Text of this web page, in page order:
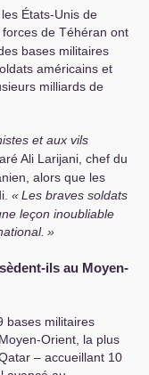
États-Unis de
forces de Téhéran ont
bases militaires
américains et
milliards de
et aux vils
Ali Larijani, chef du
alors que les
«Les braves soldats
leçon inoubliable
»
ils au Moyen-
bases militaires
Orient, la plus
– accueillant 10